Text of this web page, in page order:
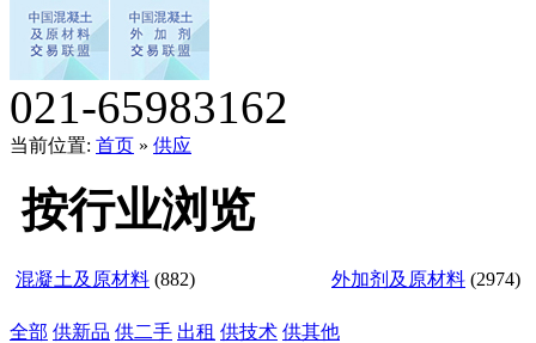
021-65983162
当前位置: 首页 » 供应
按行业浏览
混凝土及原材料 (882) 外加剂及原材料 (2974)
全部 供新品 供二手 出租 供技术 供其他